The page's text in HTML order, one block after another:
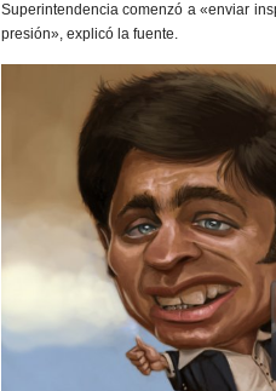
Superintendencia comenzó a «enviar
presión», explicó la fuente.